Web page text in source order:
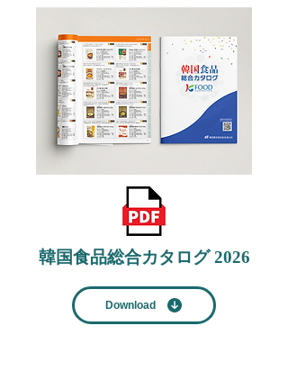
韓国食品総合カタログ 2026
Download